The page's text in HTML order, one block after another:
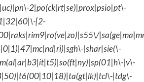
2|po(ck|rt|se)|prox|psio|pt\-
[2-
|shar|sie(\-
|v\-
|tdg\-